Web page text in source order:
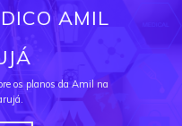
AMIL
os planos da Amil na